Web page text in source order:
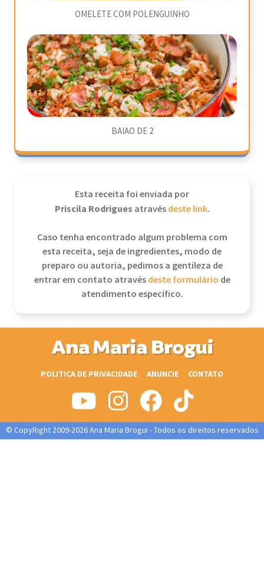
OMELETE COM POLENGUINHO
BAIAO DE 2
Esta receita foi enviada por
Priscila Rodrigues atravésdeste link.
Caso tenha encontrado algum problema com
esta receita, seja de ingredientes, modo de
preparo ou autoria, pedimos a gentileza de
entrar em contato atravésdeste formulário de
atendimento específico.
Ana Maria Brogui
POLITICA DE PRIVACIDADE ANUNCIE CONTATO
© CopyRight 2009-2026 Ana Maria Brogui - Todos os direitos reservados